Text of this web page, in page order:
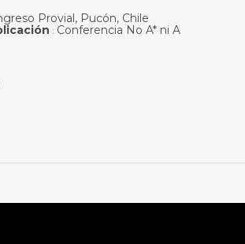
Provial, Pucón, Chile
: Conferencia No A* ni A